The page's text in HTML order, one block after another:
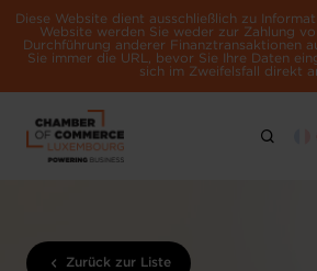
Diese Website dient ausschließlich zu
Website werden Sie weder zur Zahlung
Durchführung anderer Finanztransaktionen
Sie immer die URL, bevor Sie Ihre Daten
sich im Zweifelsfall direkt
Zurück zur Liste